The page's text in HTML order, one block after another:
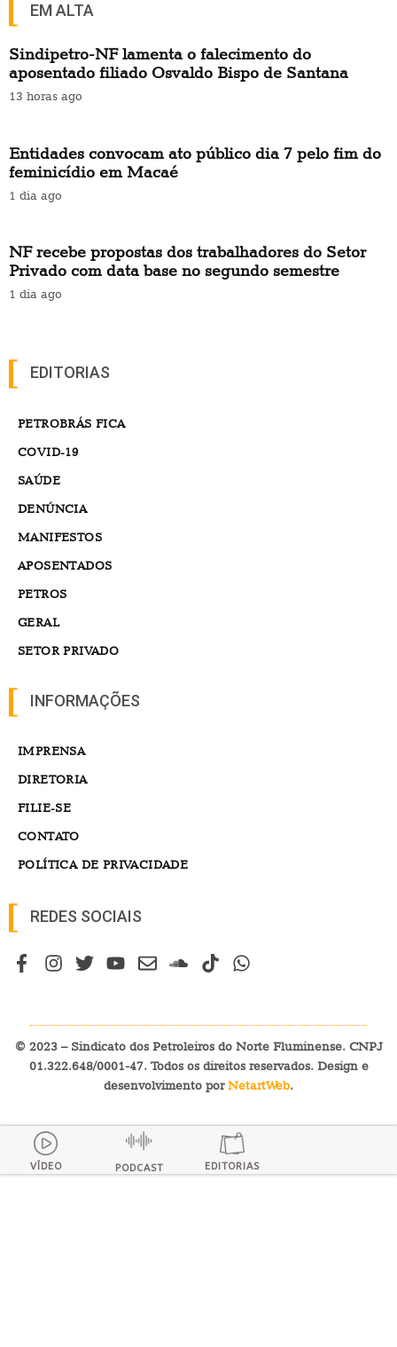
EM ALTA
Sindipetro-NF lamenta o falecimento do
aposentado filiado Osvaldo Bispo de Santana
13 horas ago
Entidades convocam ato público dia 7 pelo fim do
feminicídio em Macaé
1 dia ago
NF recebe propostas dos trabalhadores do Setor
Privado com data base no segundo semestre
1 dia ago
EDITORIAS
PETROBRÁS FICA
COVID-19
SAÚDE
DENÚNCIA
MANIFESTOS
APOSENTADOS
PETROS
GERAL
SETOR PRIVADO
INFORMAÇÕES
IMPRENSA
DIRETORIA
FILIE-SE
CONTATO
POLÍTICA DE PRIVACIDADE
REDES SOCIAIS
© 2023 – Sindicato dos Petroleiros do Norte Fluminense. CNPJ
01.322.648/0001-47. Todos os direitos reservados. Design e
desenvolvimento porNetartWeb.
VÍDEO PODCAST EDITORIAS